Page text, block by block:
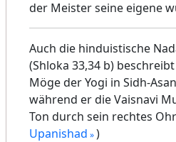
der Meister seine eigene
Auch die hinduistische
(Shloka 33,34 b)
Möge der Yogi in Sidh-
während er die Vaisnavi
Ton durch sein rechtes
Upanishad )